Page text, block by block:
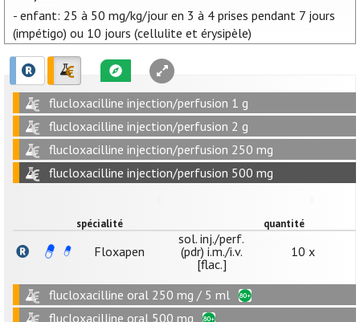
- enfant: 25 à 50 mg/kg/jour en 3 à 4 prises pendant 7 jours
(impétigo) ou 10 jours (cellulite et érysipèle)
flucloxacilline injection/perfusion 1 g
flucloxacilline injection/perfusion 2 g
flucloxacilline injection/perfusion 250 mg
flucloxacilline injection/perfusion 500 mg
spécialité quantité
Floxapen
sol. inj./perf.
(pdr) i.m./i.v.
[flac.]
10 x
flucloxacilline oral 250 mg / 5 ml
flucloxacilline oral 500 mg